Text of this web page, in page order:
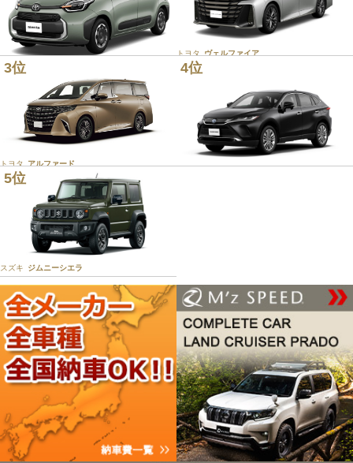
トヨタ
トヨタ ヴェルファイア
3位
トヨタ アルファード
4位
5位
スズキ ジムニーシエラ